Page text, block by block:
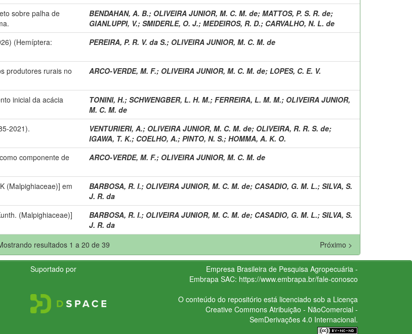
sobre palha de
BENDAHAN, A. B.; OLIVEIRA JUNIOR, M. C. M. de; MATTOS, P. S. R. de;
GIANLUPPI, V.; SMIDERLE, O. J.; MEDEIROS, R. D.; CARVALHO, N. L. de
(Hemíptera:
PEREIRA, P. R. V. da S.; OLIVEIRA JUNIOR, M. C. M. de
produtores rurais no
ARCO-VERDE, M. F.; OLIVEIRA JUNIOR, M. C. M. de; LOPES, C. E. V.
inicial da acácia
TONINI, H.; SCHWENGBER, L. H. M.; FERREIRA, L. M. M.; OLIVEIRA JUNIOR,
M. C. M. de
2021). VENTURIERI, A.; OLIVEIRA JUNIOR, M. C. M. de; OLIVEIRA, R. R. S. de;
IGAWA, T. K.; COELHO, A.; PINTO, N. S.; HOMMA, A. K. O.
componente de
ARCO-VERDE, M. F.; OLIVEIRA JUNIOR, M. C. M. de
(Malpighiaceae)] em
BARBOSA, R. I.; OLIVEIRA JUNIOR, M. C. M. de; CASADIO, G. M. L.; SILVA, S.
J. R. da
(Malpighiaceae)]
BARBOSA, R. I.; OLIVEIRA JUNIOR, M. C. M. de; CASADIO, G. M. L.; SILVA, S.
J. R. da
resultados 1 a 20 de 39
Próximo >
Suportado por
Empresa Brasileira de Pesquisa Agropecuária -
Embrapa SAC: https://www.embrapa.br/fale-conosco
O conteúdo do repositório está licenciado sob a Licença
Creative CommonsAtribuição - NãoComercial -
SemDerivações 4.0 Internacional.